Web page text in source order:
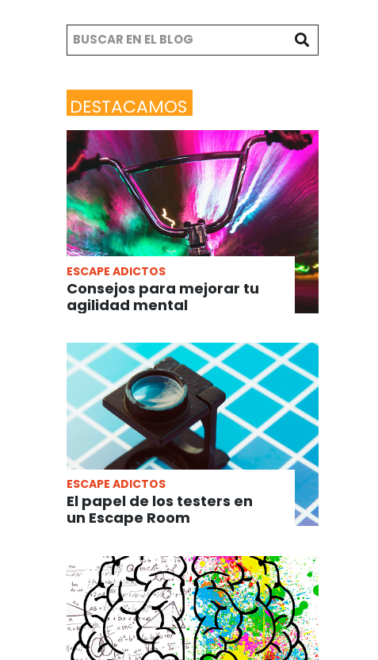
DESTACAMOS
ESCAPE ADICTOS
Consejos para mejorar tu
agilidad mental
ESCAPE ADICTOS
El papel de los testers en
un Escape Room